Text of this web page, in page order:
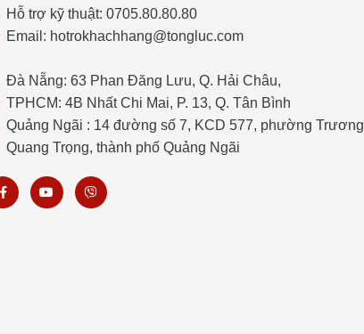
Hỗ trợ kỹ thuật: 0705.80.80.80
Email: hotrokhachhang@tongluc.com
Đà Nẵng: 63 Phan Đăng Lưu, Q. Hải Châu,
TPHCM: 4B Nhất Chi Mai, P. 13, Q. Tân Bình
Quảng Ngãi : 14 đường số 7, KCD 577, phường Trương
Quang Trọng, thành phố Quảng Ngãi
F
a
c
Y
o
u
V
i
b